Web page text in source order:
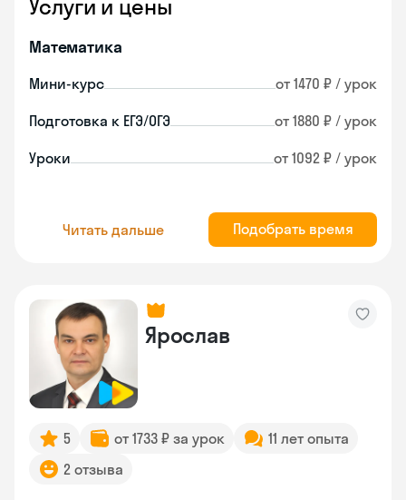
Услуги и цены
Математика
Мини-курс от 1470 ₽ / урок
Подготовка к ЕГЭ/ОГЭ от 1880 ₽ / урок
Уроки от 1092 ₽ / урок
Читать дальше Подобрать время
Ярослав
5 от 1733 ₽ за урок
11 лет опыта
2 отзыва